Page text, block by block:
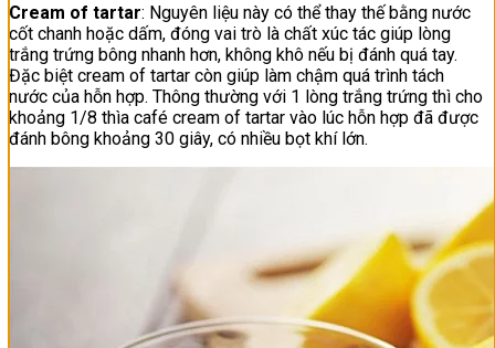
Cream of tartar: Nguyên liệu này có thể thay thế bằng nước
cốt chanh hoặc dấm, đóng vai trò là chất xúc tác giúp lòng
trắng trứng bông nhanh hơn, không khô nếu bị đánh quá tay.
Đặc biệt cream of tartar còn giúp làm chậm quá trình tách
nước của hỗn hợp. Thông thường với 1 lòng trắng trứng thì cho
khoảng 1/8 thìa café cream of tartar vào lúc hỗn hợp đã được
đánh bông khoảng 30 giây, có nhiều bọt khí lớn.